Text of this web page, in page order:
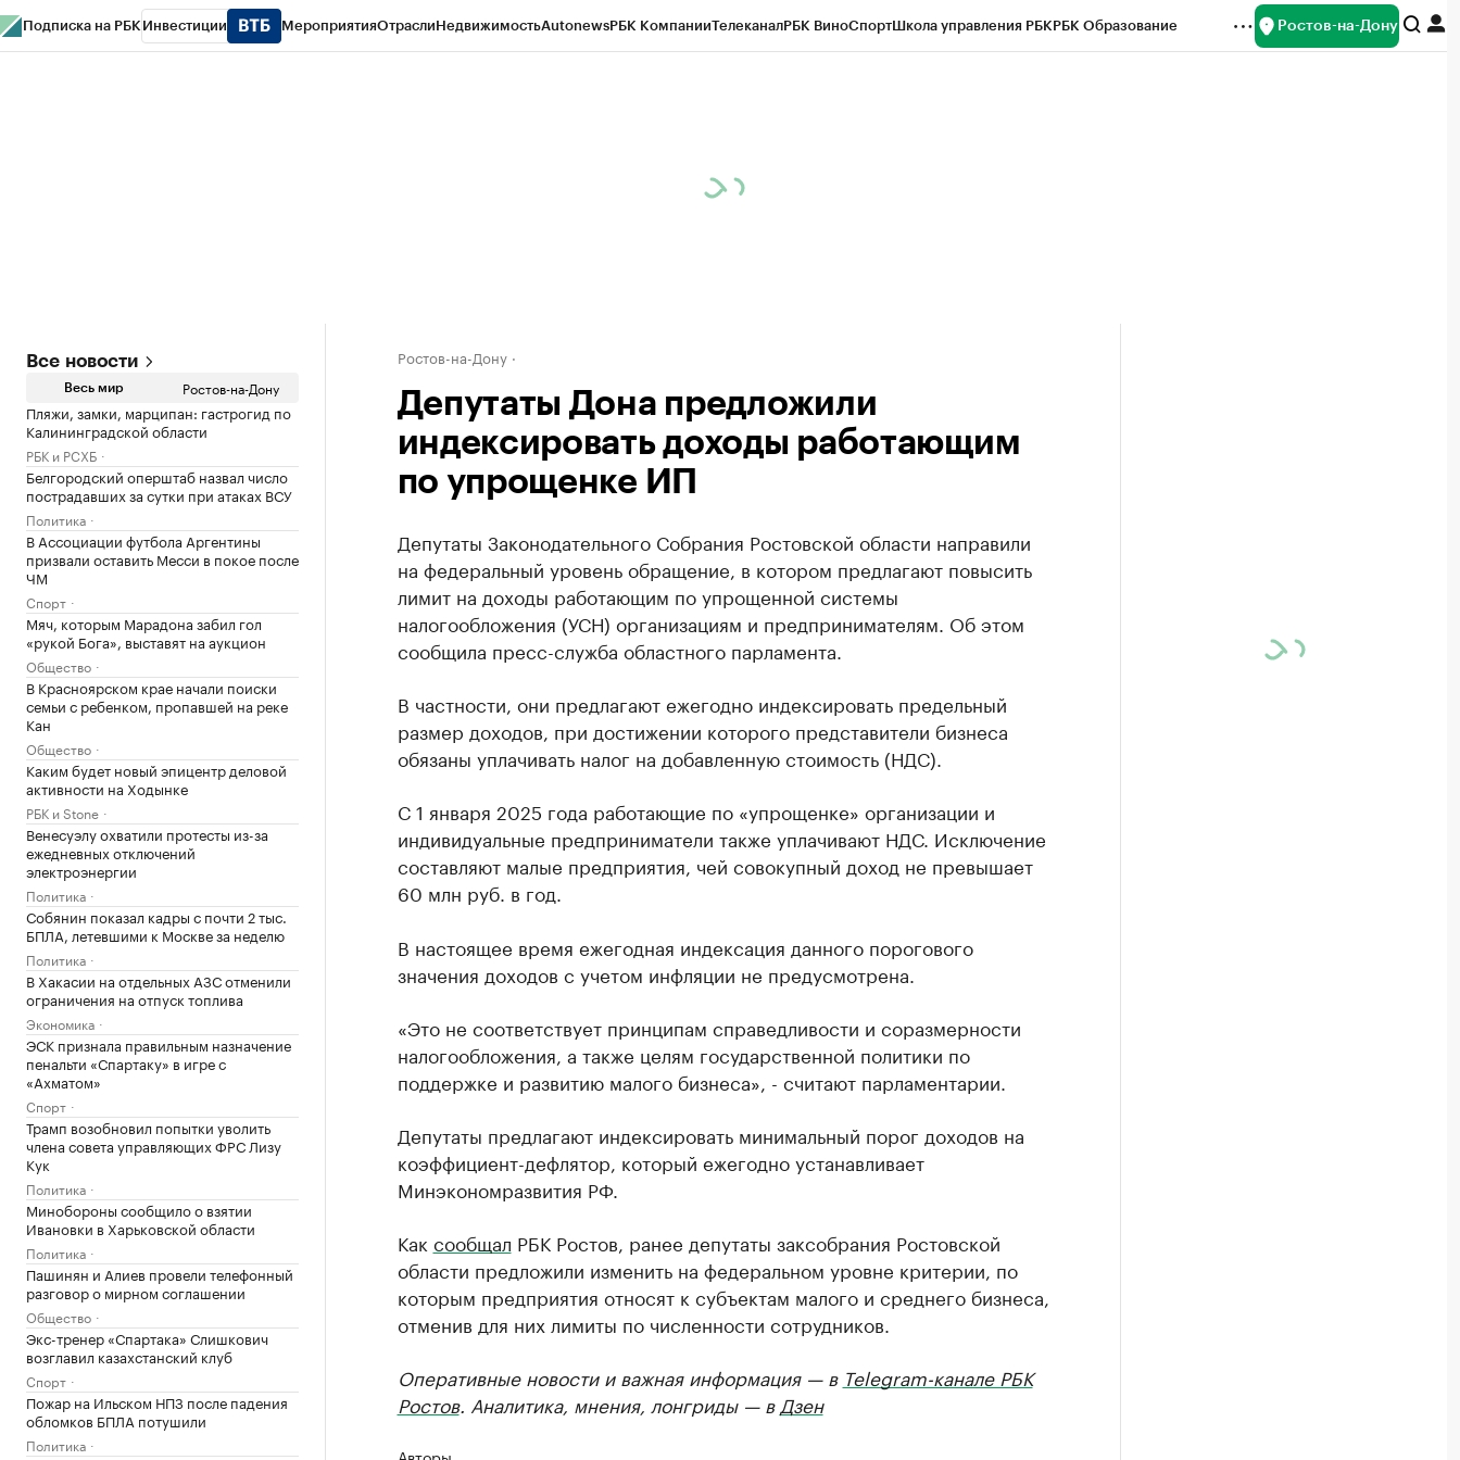
Подписка на РБК Инвестиции МероприятияОтраслиНедвижимостьAutonewsРБК КомпанииТелеканалРБК ВиноСпортШкола управления РБКРБК Образование Ростов-на-Дону
Все новости
Весь мир Ростов-на-Дону
Пляжи, замки, марципан: гастрогид по
Калининградской области
РБК и РСХБ
Белгородский оперштаб назвал число
пострадавших за сутки при атаках ВСУ
Политика
В Ассоциации футбола Аргентины
призвали оставить Месси в покое после
ЧМ
Спорт
Мяч, которым Марадона забил гол
«рукой Бога», выставят на аукцион
Общество
В Красноярском крае начали поиски
семьи с ребенком, пропавшей на реке
Кан
Общество
Каким будет новый эпицентр деловой
активности на Ходынке
РБК и Stone
Венесуэлу охватили протесты из-за
ежедневных отключений
электроэнергии
Политика
Собянин показал кадры с почти 2 тыс.
БПЛА, летевшими к Москве за неделю
Политика
В Хакасии на отдельных АЗС отменили
ограничения на отпуск топлива
Экономика
ЭСК признала правильным назначение
пенальти «Спартаку» в игре с
«Ахматом»
Спорт
Трамп возобновил попытки уволить
члена совета управляющих ФРС Лизу
Кук
Политика
Минобороны сообщило о взятии
Ивановки в Харьковской области
Политика
Пашинян и Алиев провели телефонный
разговор о мирном соглашении
Общество
Экс-тренер «Спартака» Слишкович
возглавил казахстанский клуб
Спорт
Пожар на Ильском НПЗ после падения
обломков БПЛА потушили
Политика
Ростов-на-Дону
Депутаты Дона предложили
индексировать доходы работающим
по упрощенке ИП
Депутаты Законодательного Собрания Ростовской области направили
на федеральный уровень обращение, в котором предлагают повысить
лимит на доходы работающим по упрощенной системы
налогообложения (УСН) организациям и предпринимателям. Об этом
сообщила пресс-служба областного парламента.
В частности, они предлагают ежегодно индексировать предельный
размер доходов, при достижении которого представители бизнеса
обязаны уплачивать налог на добавленную стоимость (НДС).
С 1 января 2025 года работающие по «упрощенке» организации и
индивидуальные предприниматели также уплачивают НДС. Исключение
составляют малые предприятия, чей совокупный доход не превышает
60 млн руб. в год.
В настоящее время ежегодная индексация данного порогового
значения доходов с учетом инфляции не предусмотрена.
«Это не соответствует принципам справедливости и соразмерности
налогообложения, а также целям государственной политики по
поддержке и развитию малого бизнеса», - считают парламентарии.
Депутаты предлагают индексировать минимальный порог доходов на
коэффициент-дефлятор, который ежегодно устанавливает
Минэкономразвития РФ.
Как сообщал РБК Ростов, ранее депутаты заксобрания Ростовской
области предложили изменить на федеральном уровне критерии, по
которым предприятия относят к субъектам малого и среднего бизнеса,
отменив для них лимиты по численности сотрудников.
Оперативные новости и важная информация — в Telegram-канале РБК
Ростов. Аналитика, мнения, лонгриды — в Дзен